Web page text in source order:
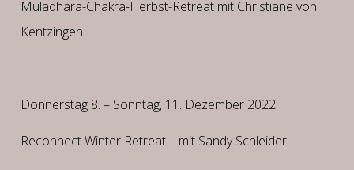
Muladhara-Chakra-Herbst-Retreat mit Christiane von
Kentzingen
Donnerstag 8. – Sonntag, 11. Dezember 2022
Reconnect Winter Retreat – mit Sandy Schleider